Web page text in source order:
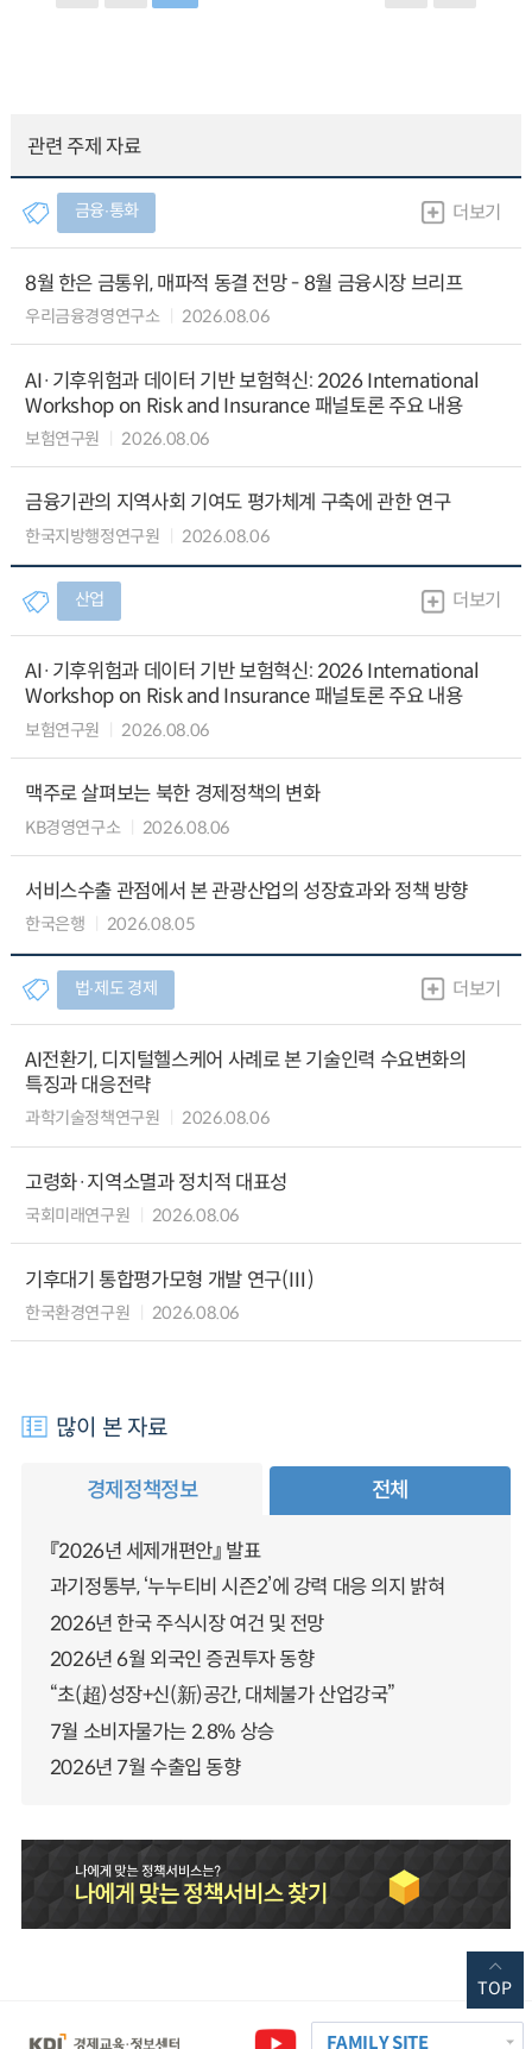
관련 주제 자료
금융∙통화 더보기
8월 한은 금통위, 매파적 동결 전망 - 8월 금융시장 브리프
우리금융경영연구소 2026.08.06
AI·기후위험과 데이터 기반 보험혁신: 2026 International
Workshop on Risk and Insurance 패널토론 주요 내용
보험연구원 2026.08.06
금융기관의 지역사회 기여도 평가체계 구축에 관한 연구
한국지방행정연구원 2026.08.06
산업 더보기
AI·기후위험과 데이터 기반 보험혁신: 2026 International
Workshop on Risk and Insurance 패널토론 주요 내용
보험연구원 2026.08.06
맥주로 살펴보는 북한 경제정책의 변화
KB경영연구소 2026.08.06
서비스수출 관점에서 본 관광산업의 성장효과와 정책 방향
한국은행 2026.08.05
법∙제도 경제 더보기
AI전환기, 디지털헬스케어 사례로 본 기술인력 수요변화의
특징과 대응전략
과학기술정책연구원 2026.08.06
고령화·지역소멸과 정치적 대표성
국회미래연구원 2026.08.06
기후대기 통합평가모형 개발 연구(Ⅲ)
한국환경연구원 2026.08.06
많이 본 자료
경제정책정보 전체
『2026년 세제개편안』 발표
과기정통부, ‘누누티비 시즌2’에 강력 대응 의지 밝혀
2026년 한국 주식시장 여건 및 전망
2026년 6월 외국인 증권투자 동향
“초(超)성장+신(新)공간, 대체불가 산업강국”
7월 소비자물가는 2.8% 상승
2026년 7월 수출입 동향
FAMILY SITE
TOP